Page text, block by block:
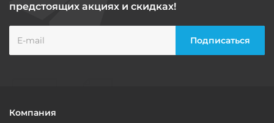
предстоящих акциях и скидках!
Компания